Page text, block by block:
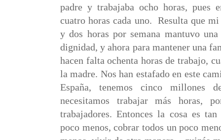
padre y trabajaba ocho horas, pues
cuatro horas cada uno.
Resulta que
y dos horas por semana mantuvo
dignidad, y ahora para mantener una
hacen falta ochenta horas de trabajo,
la madre. Nos han estafado en este
España, tenemos cinco millones
necesitamos trabajar más horas,
trabajadores. Entonces la cosa es
poco menos, cobrar todos un poco